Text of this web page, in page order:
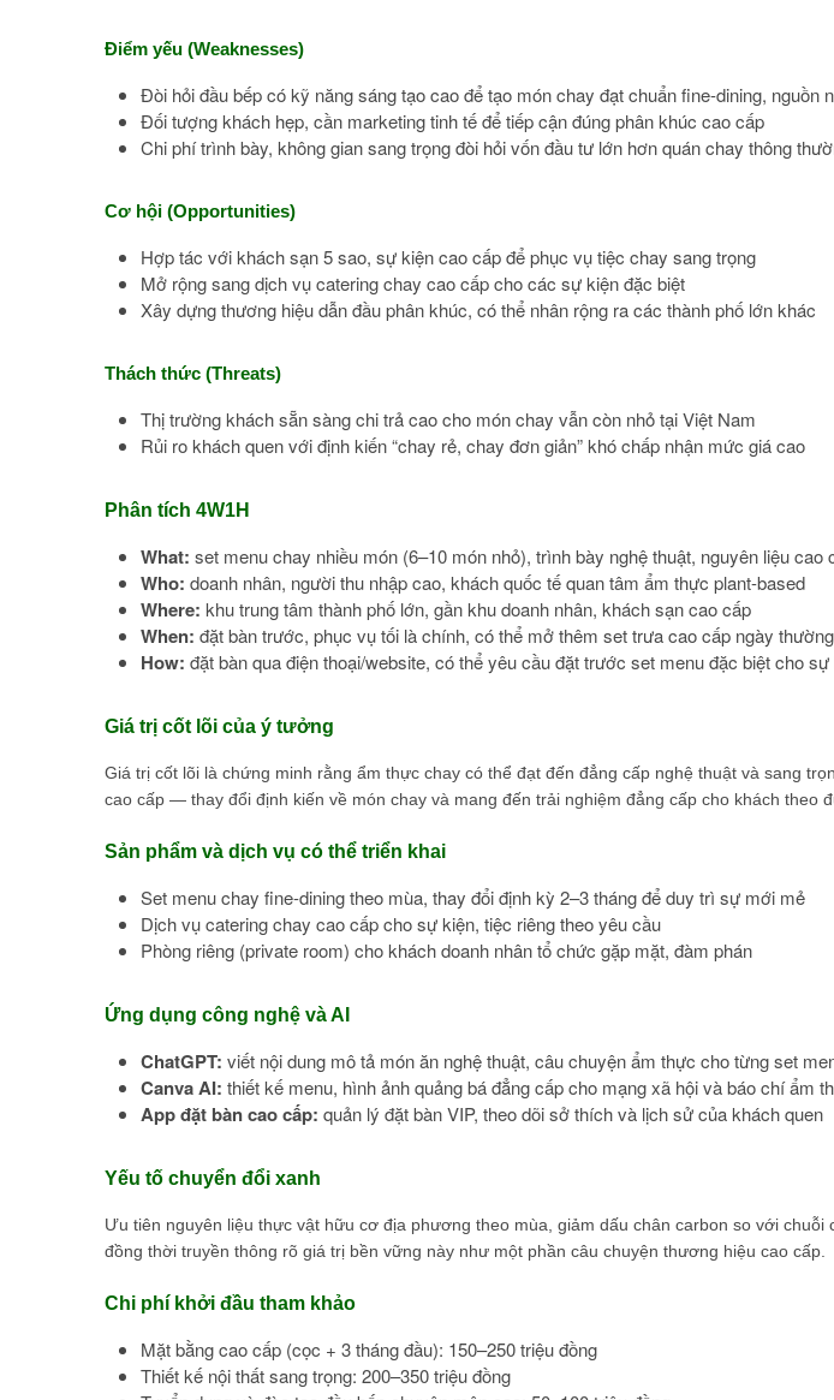
Điểm yếu (Weaknesses)
Đòi hỏi đầu bếp có kỹ năng sáng tạo cao để tạo món chay đạt chuẩn fine-dining, nguồn
Đối tượng khách hẹp, cần marketing tinh tế để tiếp cận đúng phân khúc cao cấp
Chi phí trình bày, không gian sang trọng đòi hỏi vốn đầu tư lớn hơn quán chay thông
Cơ hội (Opportunities)
Hợp tác với khách sạn 5 sao, sự kiện cao cấp để phục vụ tiệc chay sang trọng
Mở rộng sang dịch vụ catering chay cao cấp cho các sự kiện đặc biệt
Xây dựng thương hiệu dẫn đầu phân khúc, có thể nhân rộng ra các thành phố lớn khác
Thách thức (Threats)
Thị trường khách sẵn sàng chi trả cao cho món chay vẫn còn nhỏ tại Việt Nam
Rủi ro khách quen với định kiến “chay rẻ, chay đơn giản” khó chấp nhận mức giá cao
Phân tích 4W1H
What: set menu chay nhiều món (6–10 món nhỏ), trình bày nghệ thuật, nguyên liệu cao
Who: doanh nhân, người thu nhập cao, khách quốc tế quan tâm ẩm thực plant-based
Where: khu trung tâm thành phố lớn, gần khu doanh nhân, khách sạn cao cấp
When: đặt bàn trước, phục vụ tối là chính, có thể mở thêm set trưa cao cấp ngày thường
How: đặt bàn qua điện thoại/website, có thể yêu cầu đặt trước set menu đặc biệt cho
Giá trị cốt lõi của ý tưởng
Giá trị cốt lõi là chứng minh rằng ẩm thực chay có thể đạt đến đẳng cấp nghệ thuật và sang
cao cấp — thay đổi định kiến về món chay và mang đến trải nghiệm đẳng cấp cho khách theo
Sản phẩm và dịch vụ có thể triển khai
Set menu chay fine-dining theo mùa, thay đổi định kỳ 2–3 tháng để duy trì sự mới mẻ
Dịch vụ catering chay cao cấp cho sự kiện, tiệc riêng theo yêu cầu
Phòng riêng (private room) cho khách doanh nhân tổ chức gặp mặt, đàm phán
Ứng dụng công nghệ và AI
ChatGPT: viết nội dung mô tả món ăn nghệ thuật, câu chuyện ẩm thực cho từng set
Canva AI: thiết kế menu, hình ảnh quảng bá đẳng cấp cho mạng xã hội và báo chí ẩm
App đặt bàn cao cấp: quản lý đặt bàn VIP, theo dõi sở thích và lịch sử của khách quen
Yếu tố chuyển đổi xanh
Ưu tiên nguyên liệu thực vật hữu cơ địa phương theo mùa, giảm dấu chân carbon so với chuỗi
đồng thời truyền thông rõ giá trị bền vững này như một phần câu chuyện thương hiệu cao cấp.
Chi phí khởi đầu tham khảo
Mặt bằng cao cấp (cọc + 3 tháng đầu): 150–250 triệu đồng
Thiết kế nội thất sang trọng: 200–350 triệu đồng